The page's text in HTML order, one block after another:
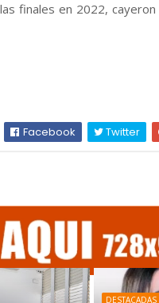
finales en 2022,
Facebook Twitter
DESTACADAS